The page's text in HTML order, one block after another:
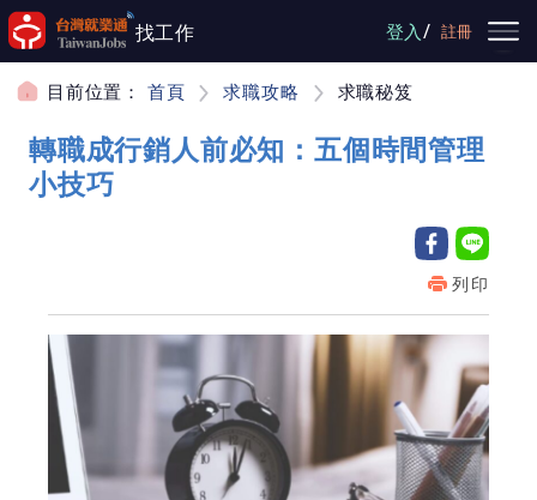
跳到主要內容
找工作 登入/ 註冊
目前位置： 首頁 求職攻略 求職秘笈
轉職成行銷人前必知：五個時間管理
小技巧
列印